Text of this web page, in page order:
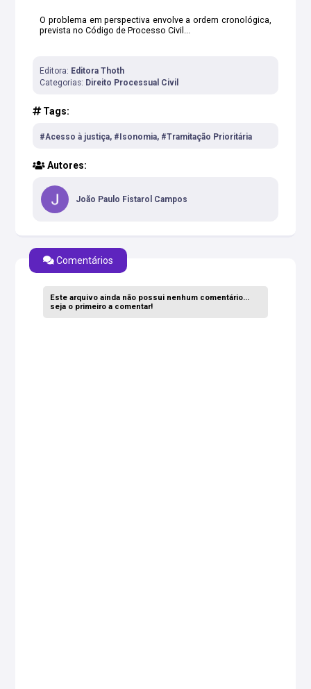
O problema em perspectiva envolve a ordem cronológica,
prevista no Código de Processo Civil...
Editora: Editora Thoth
Categorias: Direito Processual Civil
Tags:
#Acesso à justiça, #Isonomia, #Tramitação Prioritária
Autores:
João Paulo Fistarol Campos
Comentários
Este arquivo ainda não possui nenhum comentário...
seja o primeiro a comentar!